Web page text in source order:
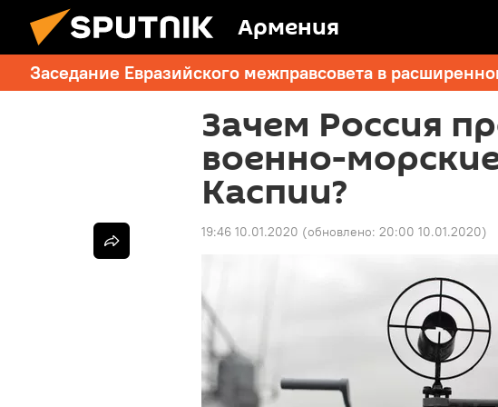
Армения
Заседание Евразийского межправсовета в
Зачем Россия
военно-
Каспии?
19:46 10.01.2020 (обновлено: 20:00 10.01.2020)